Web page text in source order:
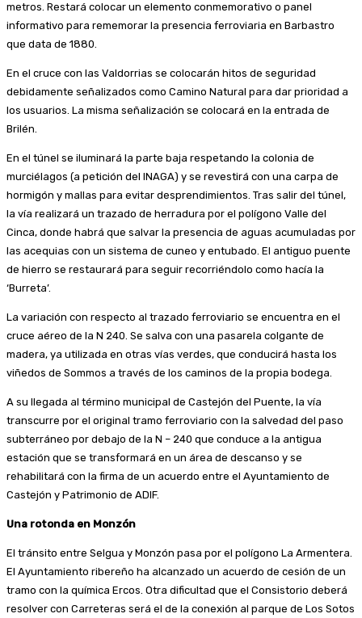
metros. Restará colocar un elemento conmemorativo o panel
informativo para rememorar la presencia ferroviaria en Barbastro
que data de 1880.
En el cruce con las Valdorrias se colocarán hitos de seguridad
debidamente señalizados como Camino Natural para dar prioridad a
los usuarios. La misma señalización se colocará en la entrada de
Brilén.
En el túnel se iluminará la parte baja respetando la colonia de
murciélagos (a petición del INAGA) y se revestirá con una carpa de
hormigón y mallas para evitar desprendimientos. Tras salir del túnel,
la vía realizará un trazado de herradura por el polígono Valle del
Cinca, donde habrá que salvar la presencia de aguas acumuladas por
las acequias con un sistema de cuneo y entubado. El antiguo puente
de hierro se restaurará para seguir recorriéndolo como hacía la
‘Burreta’.
La variación con respecto al trazado ferroviario se encuentra en el
cruce aéreo de la N 240. Se salva con una pasarela colgante de
madera, ya utilizada en otras vías verdes, que conducirá hasta los
viñedos de Sommos a través de los caminos de la propia bodega.
A su llegada al término municipal de Castejón del Puente, la vía
transcurre por el original tramo ferroviario con la salvedad del paso
subterráneo por debajo de la N – 240 que conduce a la antigua
estación que se transformará en un área de descanso y se
rehabilitará con la firma de un acuerdo entre el Ayuntamiento de
Castejón y Patrimonio de ADIF.
Una rotonda en Monzón
El tránsito entre Selgua y Monzón pasa por el polígono La Armentera.
El Ayuntamiento ribereño ha alcanzado un acuerdo de cesión de un
tramo con la química Ercos. Otra dificultad que el Consistorio deberá
resolver con Carreteras será el de la conexión al parque de Los Sotos